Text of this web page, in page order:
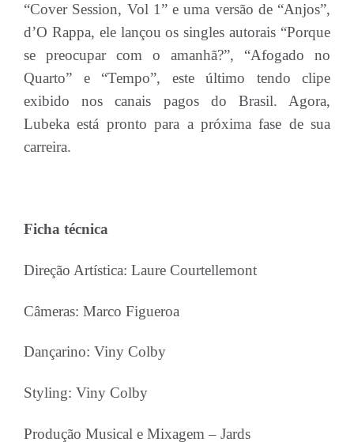
“Cover Session, Vol 1” e uma versão de “Anjos”,
d’O Rappa, ele lançou os singles autorais “Porque
se preocupar com o amanhã?”, “Afogado no
Quarto” e “Tempo”, este último tendo clipe
exibido nos canais pagos do Brasil. Agora,
Lubeka está pronto para a próxima fase de sua
carreira.
Ficha técnica
Direção Artística: Laure Courtellemont
Câmeras: Marco Figueroa
Dançarino: Viny Colby
Styling: Viny Colby
Produção Musical e Mixagem – Jards